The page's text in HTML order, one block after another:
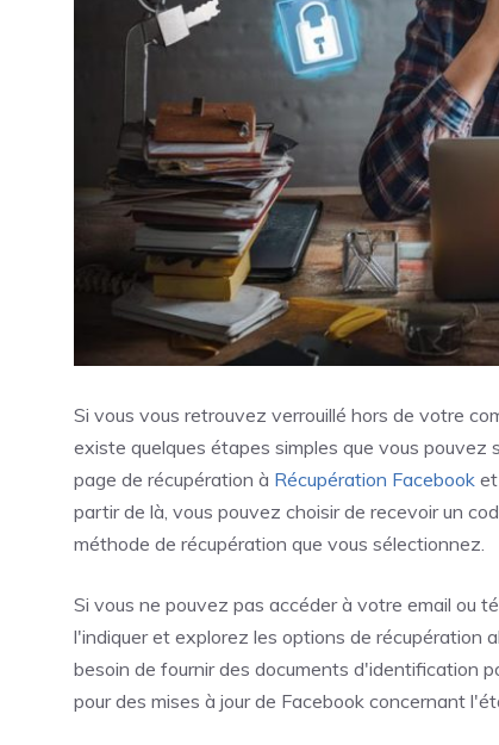
Si vous vous retrouvez verrouillé hors de votre
existe quelques étapes simples que vous pouvez
page de récupération à Récupération Facebook
partir de là, vous pouvez choisir de recevoir un
méthode de récupération que vous sélectionnez.
Si vous ne pouvez pas accéder à votre email ou
l'indiquer et explorez les options de récupération
besoin de fournir des documents d'identification
pour des mises à jour de Facebook concernant